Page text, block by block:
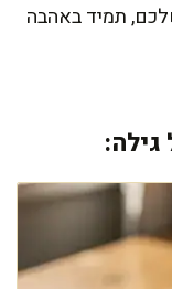
תמיד באהבה